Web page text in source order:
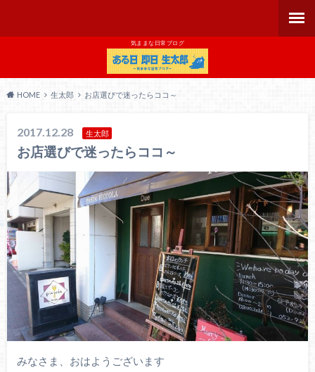
気ままな日常ブログ
HOME 生太郎 お店選びで迷ったらココ～
2017.12.28 生太郎
お店選びで迷ったらココ～
みなさま、おはようございます